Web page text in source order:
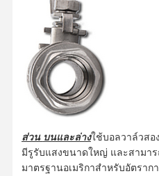
ส่วน บนและล่างใช้บอลวาล์วสอ
มีรูรับแสงขนาดใหญ่ และสามา
มาตรฐานอเมริกาสำหรับอัตราก